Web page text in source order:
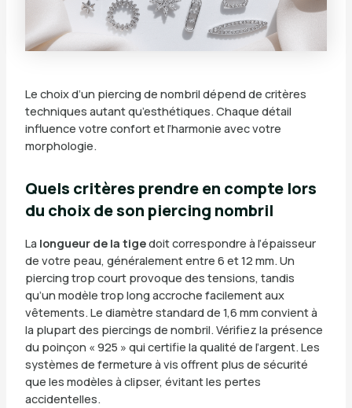
Le choix d’un piercing de nombril dépend de critères
techniques autant qu’esthétiques. Chaque détail
influence votre confort et l’harmonie avec votre
morphologie.
Quels critères prendre en compte lors
du choix de son piercing nombril
La longueur de la tigedoit correspondre à l’épaisseur
de votre peau, généralement entre 6 et 12 mm. Un
piercing trop court provoque des tensions, tandis
qu’un modèle trop long accroche facilement aux
vêtements. Le diamètre standard de 1,6 mm convient à
la plupart des piercings de nombril. Vérifiez la présence
du poinçon « 925 » qui certifie la qualité de l’argent. Les
systèmes de fermeture à vis offrent plus de sécurité
que les modèles à clipser, évitant les pertes
accidentelles.